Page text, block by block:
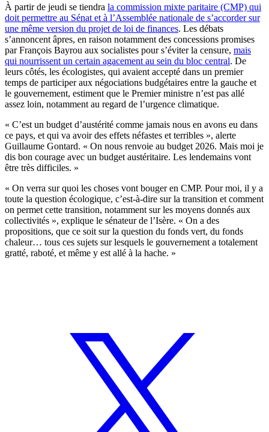
À partir de jeudi se tiendra la commission mixte paritaire (CMP) qui
doit permettre au Sénat et à l’Assemblée nationale de s’accorder sur
une même version du projet de loi de finances. Les débats
s’annoncent âpres, en raison notamment des concessions promises
par François Bayrou aux socialistes pour s’éviter la censure, mais
qui nourrissent un certain agacement au sein du bloc central. De
leurs côtés, les écologistes, qui avaient accepté dans un premier
temps de participer aux négociations budgétaires entre la gauche et
le gouvernement, estiment que le Premier ministre n’est pas allé
assez loin, notamment au regard de l’urgence climatique.
« C’est un budget d’austérité comme jamais nous en avons eu dans
ce pays, et qui va avoir des effets néfastes et terribles », alerte
Guillaume Gontard. « On nous renvoie au budget 2026. Mais moi je
dis bon courage avec un budget austéritaire. Les lendemains vont
être très difficiles. »
« On verra sur quoi les choses vont bouger en CMP. Pour moi, il y a
toute la question écologique, c’est-à-dire sur la transition et comment
on permet cette transition, notamment sur les moyens donnés aux
collectivités », explique le sénateur de l’Isère. « On a des
propositions, que ce soit sur la question du fonds vert, du fonds
chaleur… tous ces sujets sur lesquels le gouvernement a totalement
gratté, raboté, et même y est allé à la hache. »